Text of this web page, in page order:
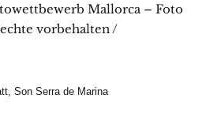
Mallorca – Foto
vorbehalten /
Son Serra de Marina